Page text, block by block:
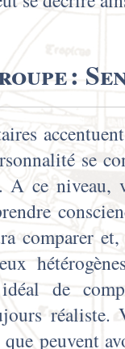
:
se
A ce niveau,
comparer
de
réaliste.
peuvent